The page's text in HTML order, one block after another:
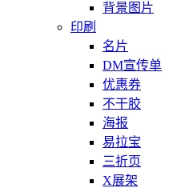
背景图片
印刷
名片
DM宣传单
优惠券
不干胶
海报
易拉宝
三折页
X展架